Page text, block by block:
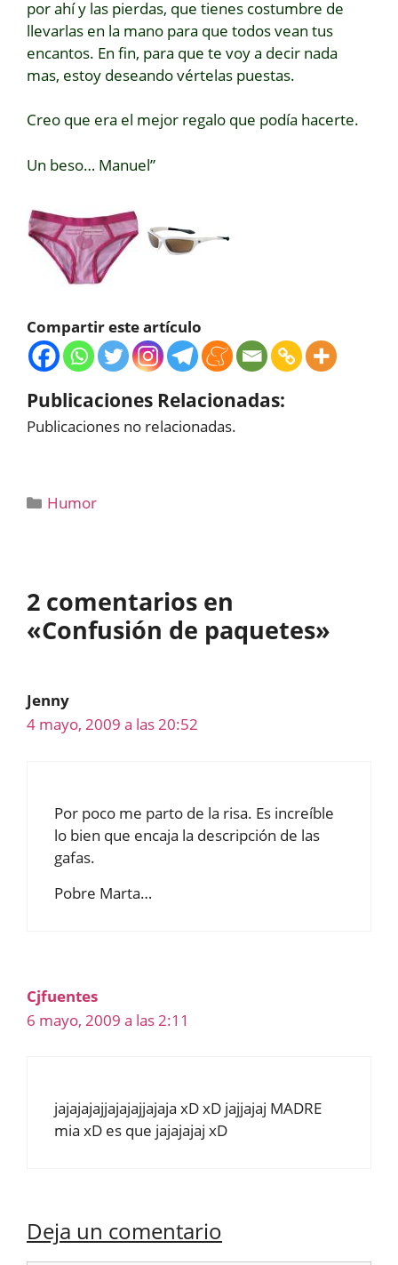
por ahí y las pierdas, que tienes costumbre de
llevarlas en la mano para que todos vean tus
encantos. En fin, para que te voy a decir nada
mas, estoy deseando vértelas puestas.
Creo que era el mejor regalo que podía hacerte.
Un beso… Manuel”
Compartir este artículo
Publicaciones Relacionadas:
Publicaciones no relacionadas.
Categorías
Humor
2 comentarios en
«Confusión de paquetes»
Jenny
4 mayo, 2009 a las 20:52
Por poco me parto de la risa. Es increíble
lo bien que encaja la descripción de las
gafas.
Pobre Marta…
Cjfuentes
6 mayo, 2009 a las 2:11
jajajajajjajajajjajaja xD xD jajjajaj MADRE
mia xD es que jajajajaj xD
Deja un comentario